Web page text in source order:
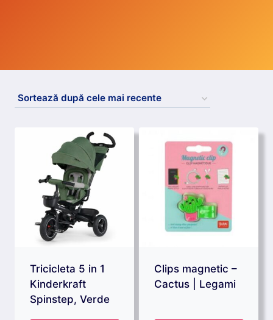
Tricicleta 5 in 1
Kinderkraft
Spinstep, Verde
Clips magnetic –
Cactus | Legami